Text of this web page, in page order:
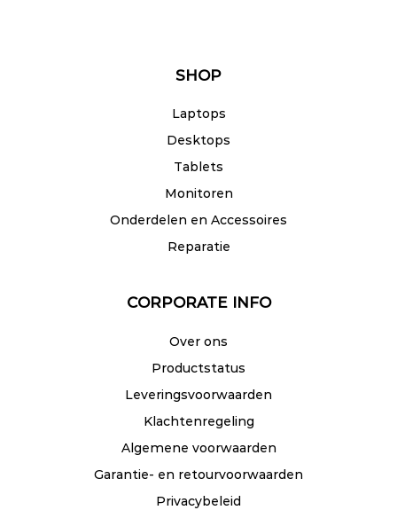
SHOP
Laptops
Desktops
Tablets
Monitoren
Onderdelen en Accessoires
Reparatie
CORPORATE INFO
Over ons
Productstatus
Leveringsvoorwaarden
Klachtenregeling
Algemene voorwaarden
Garantie- en retourvoorwaarden
Privacybeleid